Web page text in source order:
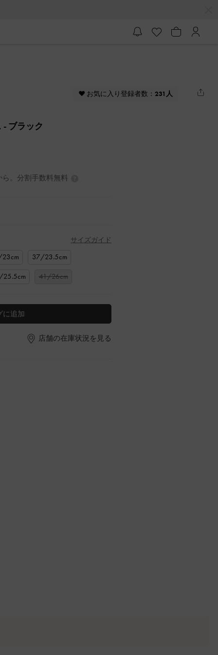
♥ お気に入り登録者数： 231人
- ブラック
。分割手数料無料
サイズガイド
37/23.5cm
41/26cm
に追加
店舗の在庫状況を見る